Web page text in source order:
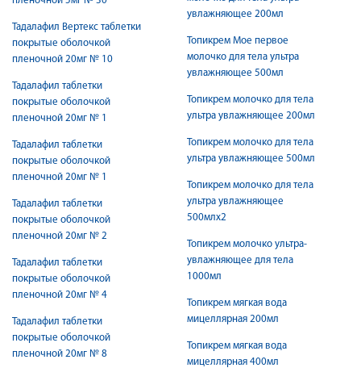
Тадалафил Вертекс таблетки
покрытые оболочкой
пленочной 20мг № 10
Тадалафил таблетки
покрытые оболочкой
пленочной 20мг № 1
Тадалафил таблетки
покрытые оболочкой
пленочной 20мг № 1
Тадалафил таблетки
покрытые оболочкой
пленочной 20мг № 2
Тадалафил таблетки
покрытые оболочкой
пленочной 20мг № 4
Тадалафил таблетки
покрытые оболочкой
пленочной 20мг № 8
увлажняющее 200мл
Топикрем Мое первое
молочко для тела ультра
увлажняющее 500мл
Топикрем молочко для тела
ультра увлажняющее 200мл
Топикрем молочко для тела
ультра увлажняющее 500мл
Топикрем молочко для тела
ультра увлажняющее
500млх2
Топикрем молочко ультра-
увлажняющее для тела
1000мл
Топикрем мягкая вода
мицеллярная 200мл
Топикрем мягкая вода
мицеллярная 400мл